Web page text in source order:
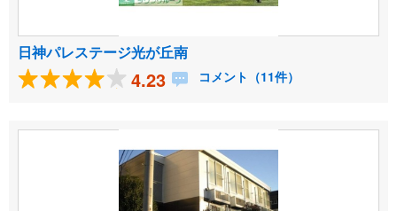
日神パレステージ光が丘南
4.23 コメント（11件）